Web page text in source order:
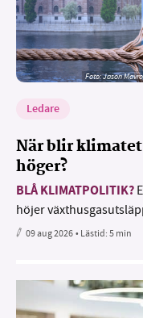
Foto: Jason
Ledare
När blir
höger?
BLÅ KLIMATPOLITIK?
höjer
09 aug 2026• Lästid:5 min